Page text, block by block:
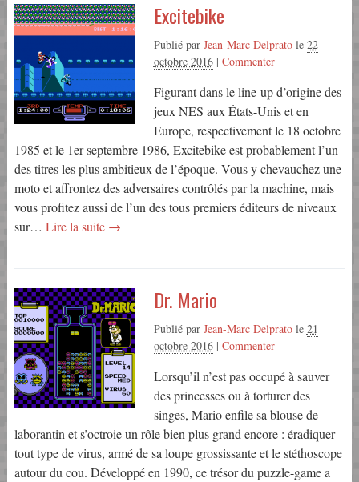
Excitebike
Publié par Jean-Marc Delpratole 22
octobre 2016| Commenter
Figurant dans le line-up d’origine des
jeux NES aux États-Unis et en
Europe, respectivement le 18 octobre
1985 et le 1er septembre 1986, Excitebike est probablement l’un
des titres les plus ambitieux de l’époque. Vous y chevauchez une
moto et affrontez des adversaires contrôlés par la machine, mais
vous profitez aussi de l’un des tous premiers éditeurs de niveaux
sur… Lire la suite →
Dr. Mario
Publié par Jean-Marc Delpratole 21
octobre 2016| Commenter
Lorsqu’il n’est pas occupé à sauver
des princesses ou à torturer des
singes, Mario enfile sa blouse de
laborantin et s’octroie un rôle bien plus grand encore : éradiquer
tout type de virus, armé de sa loupe grossissante et le stéthoscope
autour du cou. Développé en 1990, ce trésor du puzzle-game a